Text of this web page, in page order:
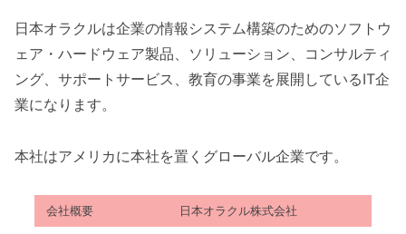
日本オラクルは企業の情報システム構築のためのソフトウ
ェア・ハードウェア製品、ソリューション、コンサルティ
ング、サポートサービス、教育の事業を展開しているIT企
業になります。
本社はアメリカに本社を置くグローバル企業です。
会社概要 日本オラクル株式会社